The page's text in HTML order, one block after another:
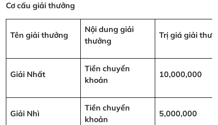
Cơ cấu giải thưởng
Tên giải thưởng
Nội dung giải
thưởng
Trị giá giải
Giải Nhất
Tiền chuyển
khoản
10,000,000
Giải Nhì
Tiền chuyển
khoản
5,000,000